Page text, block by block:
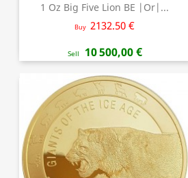
1 Oz Big Five Lion BE |Or|...
Buy 2132.50 €
Sell 10 500,00 €